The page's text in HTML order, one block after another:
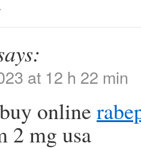
at 12 h 22 min
online
2 mg usa